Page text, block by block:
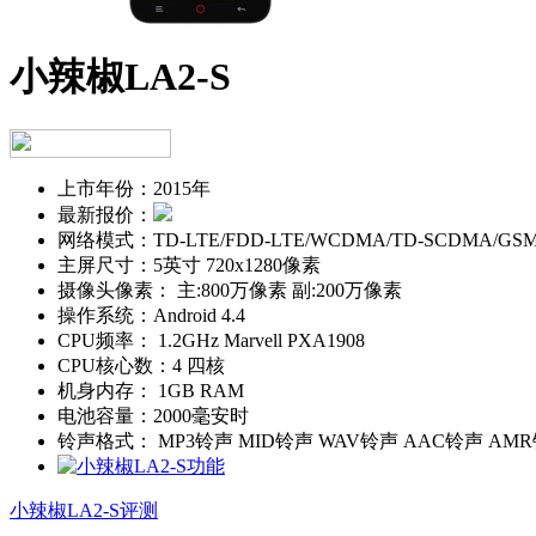
小辣椒LA2-S
上市年份： 2015年
最新报价：
网络模式： TD-LTE/FDD-LTE/WCDMA/TD-SCDMA/
主屏尺寸： 5英寸 720x1280像素
摄像头像素：
主:800万像素 副:200万像素
操作系统： Android 4.4
CPU频率：
1.2GHz Marvell PXA1908
CPU核心数： 4 四核
机身内存：
1GB RAM
电池容量： 2000毫安时
铃声格式：
MP3铃声 MID铃声 WAV铃声 AAC铃声
小辣椒LA2-S评测